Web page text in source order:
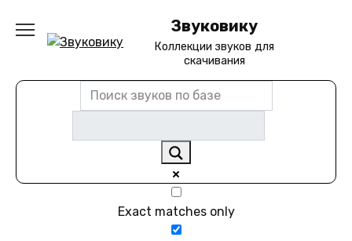
содержанию
Звуковику
Коллекции звуков для
скачивания
Exact matches only